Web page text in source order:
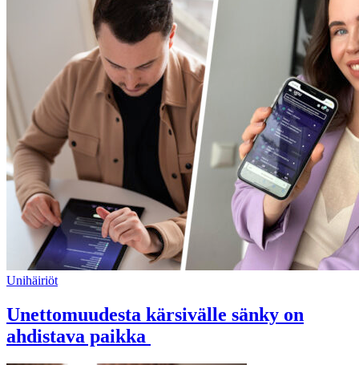
Unihäiriöt
Unettomuudesta kärsivälle sänky on
ahdistava paikka